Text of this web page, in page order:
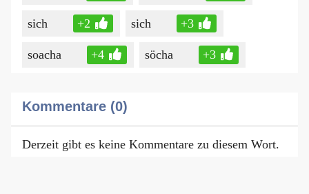
sich +2 sich +3
soacha +4 söcha +3
Kommentare (0)
Derzeit gibt es keine Kommentare zu diesem Wort.